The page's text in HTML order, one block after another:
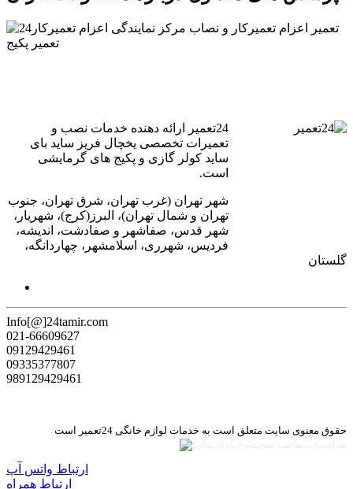
24تعمیر ارائه دهنده خدمات نصب و
تعمیرات تخصصی یخچال فریز ساید بای
ساید کولر گازی و پکیج های گرمایشی
است.
شهر تهران (غرب تهران، شرق تهران، جنوب
تهران و شمال تهران)، البرز(کرج)، شهریار،
شهر قدس، صفاشهر و صفادشت، اندیشه،
فردیس، شهرری، اسلامشهر، چهاردانگه،
گلستان
Info[@]24tamir.com
021-66609627
09129429461
09335377807
989129429461
حقوق معنوی سایت متعلق است به خدمات لوازم خانگی 24تعمیر است
ارتباط واتس آپ
ارتباط همراه